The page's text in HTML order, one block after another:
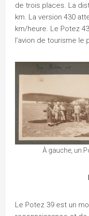
de trois places. La
km. La version 430
km/heure. Le Potez
l’avion de tourisme le
À gauche, un
Le Potez 39 est un